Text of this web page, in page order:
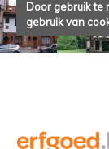
Door gebruik te
gebruik van